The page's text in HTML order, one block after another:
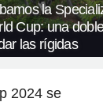
la
Cup: una
las rígidas
2024 se